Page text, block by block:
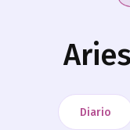
Diario